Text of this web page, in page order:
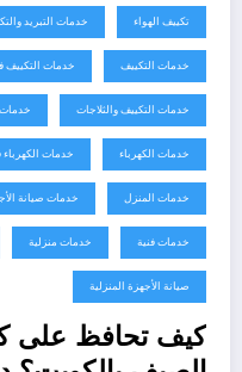
تكييف الهواء خدمات التبريد
خدمات التكييف خدمات التكييف
خدمات التكييف والثلاجات خدمات
خدمات الكهرباء خدمات
خدمات المنزل خدمات صيانة
خدمات فنية خدمات منزلية
صيانة الأجهزة المنزلية
كيف تحافظ على